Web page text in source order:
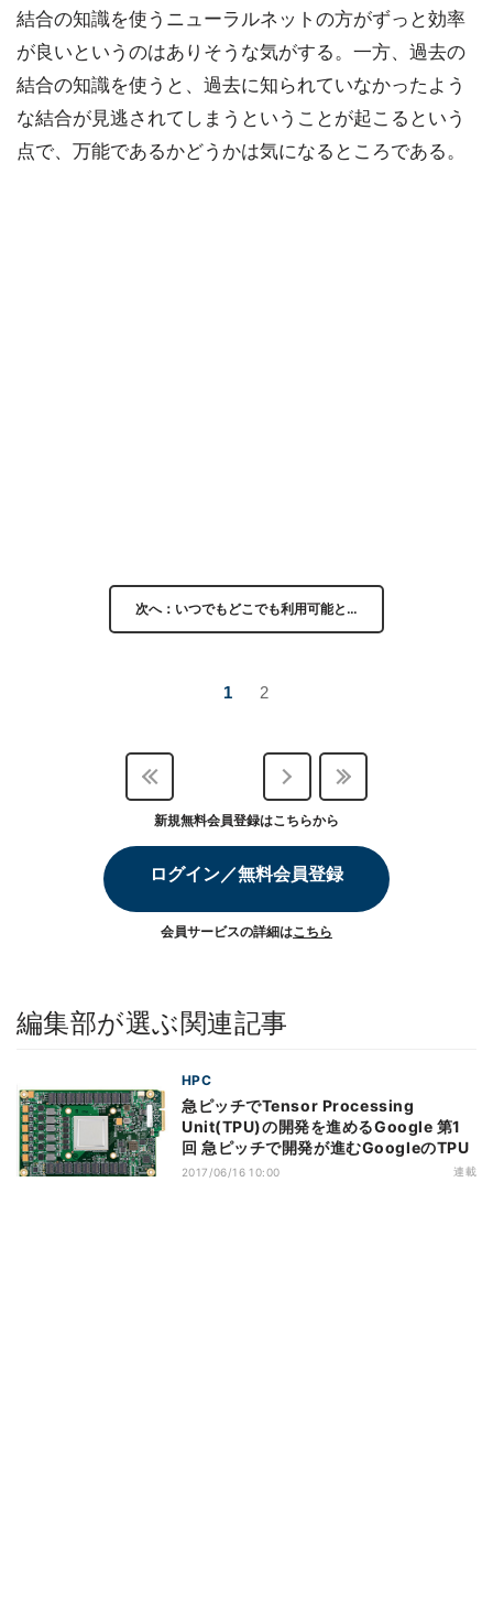
結合の知識を使うニューラルネットの方がずっと効率
が良いというのはありそうな気がする。一方、過去の
結合の知識を使うと、過去に知られていなかったよう
な結合が見逃されてしまうということが起こるという
点で、万能であるかどうかは気になるところである。
次へ：いつでもどこでも利用可能と…
1 2
新規無料会員登録はこちらから
ログイン／無料会員登録
会員サービスの詳細はこちら
編集部が選ぶ関連記事
HPC
急ピッチでTensor Processing
Unit(TPU)の開発を進めるGoogle 第1
回 急ピッチで開発が進むGoogleのTPU
2017/06/16 10:00 連載